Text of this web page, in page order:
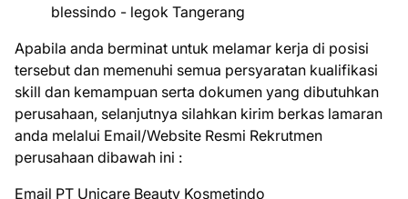
blessindo - legok Tangerang
Apabila anda berminat untuk melamar kerja di posisi
tersebut dan memenuhi semua persyaratan kualifikasi
skill dan kemampuan serta dokumen yang dibutuhkan
perusahaan, selanjutnya silahkan kirim berkas lamaran
anda melalui Email/Website Resmi Rekrutmen
perusahaan dibawah ini :
Emаіl PT Unicare Beauty Kosmetindo